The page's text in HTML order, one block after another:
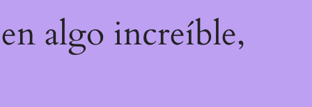
algo increíble,